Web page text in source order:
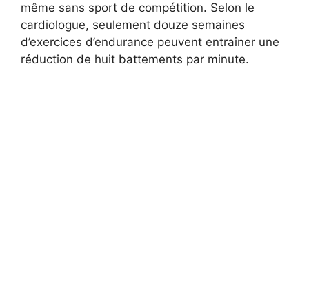
même sans sport de compétition. Selon le
cardiologue, seulement douze semaines
d’exercices d’endurance peuvent entraîner une
réduction de huit battements par minute.